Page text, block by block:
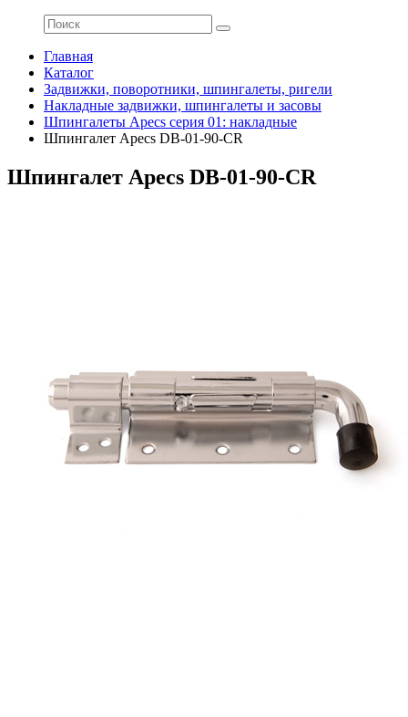
Главная
Каталог
Задвижки, поворотники, шпингалеты, ригели
Накладные задвижки, шпингалеты и засовы
Шпингалеты Apecs серия 01: накладные
Шпингалет Apecs DB-01-90-CR
Шпингалет Apecs DB-01-90-CR